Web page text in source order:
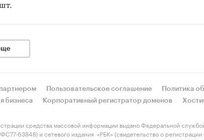
Пользовательское соглашение
Политика
бизнеса Корпоративный регистратор доменов
средства массовой информации выдано Федеральной
63848) и сетевого издания «РБК» (свидетельство о